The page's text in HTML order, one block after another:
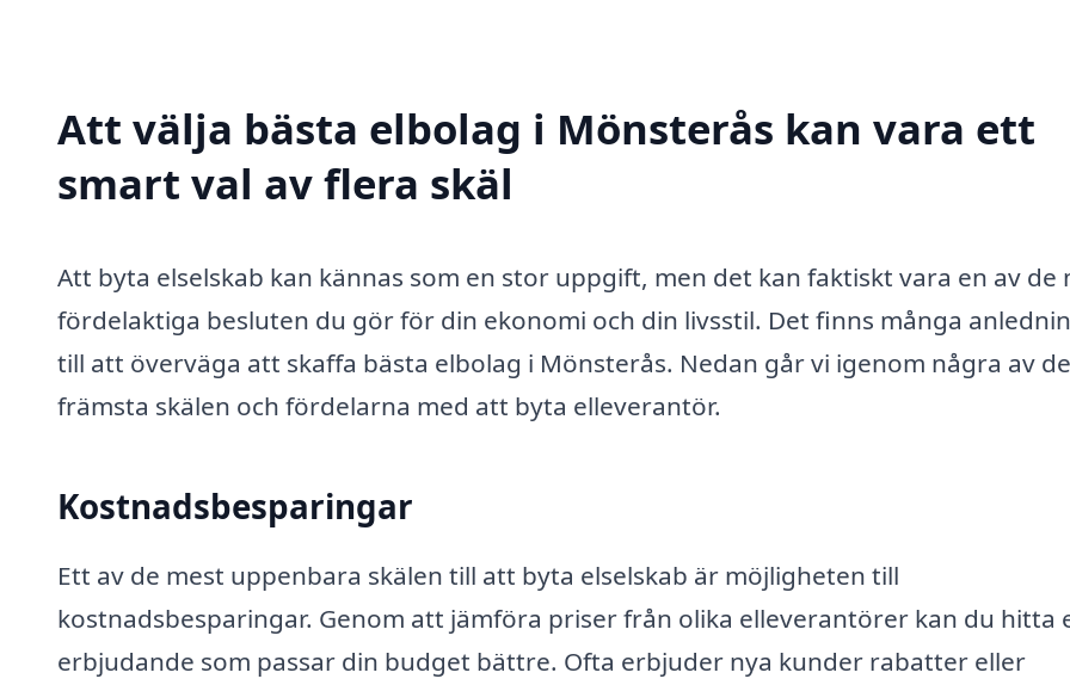
Att välja bästa elbolag i Mönsterås kan vara ett
smart val av flera skäl
Att byta elselskab kan kännas som en stor uppgift, men det kan faktiskt vara en av de
fördelaktiga besluten du gör för din ekonomi och din livsstil. Det finns många
till att överväga att skaffa bästa elbolag i Mönsterås. Nedan går vi igenom några av de
främsta skälen och fördelarna med att byta elleverantör.
Kostnadsbesparingar
Ett av de mest uppenbara skälen till att byta elselskab är möjligheten till
kostnadsbesparingar. Genom att jämföra priser från olika elleverantörer kan du hitta
erbjudande som passar din budget bättre. Ofta erbjuder nya kunder rabatter eller